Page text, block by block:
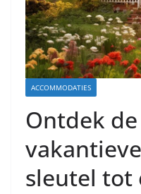
ACCOMMODATIES
Ontdek
sleutel tot